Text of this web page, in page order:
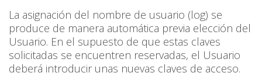
La asignación del nombre de usuario (log) se
produce de manera automática previa elección del
Usuario. En el supuesto de que estas claves
solicitadas se encuentren reservadas, el Usuario
deberá introducir unas nuevas claves de acceso.